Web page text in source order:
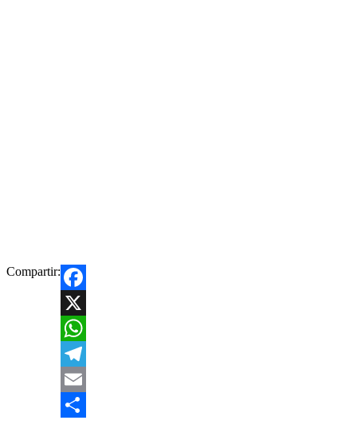
Compartir:
Facebook
X
WhatsApp
Telegram
Email